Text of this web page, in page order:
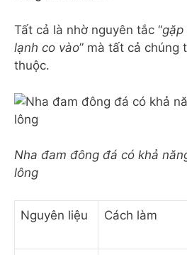
Tất cả là nhờ nguyên tắc “gặp
lạnh co vào” mà tất cả chúng
thuộc.
Nha đam đông đá có khả
lông
Nguyên liệu Cách làm